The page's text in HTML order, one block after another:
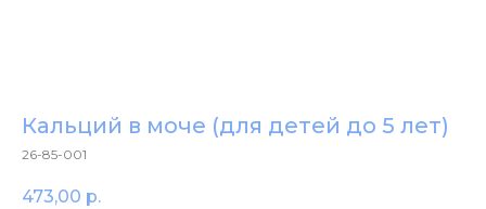
Кальций в моче (для детей до 5 лет)
26-85-001
473,00 р.